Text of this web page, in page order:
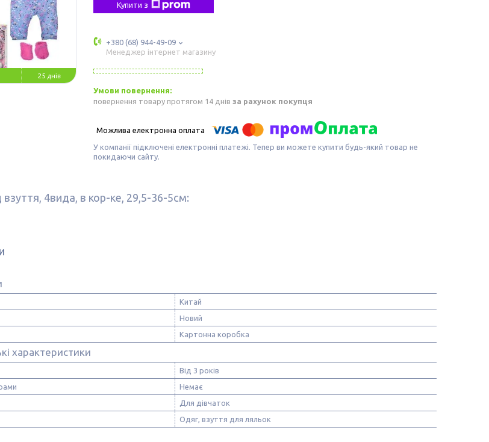
25 днів
Купити з
+380 (68) 944-49-09
Менеджер інтернет магазину
повернення товару протягом 14 днів за рахунок покупця
У компанії підключені електронні платежі. Тепер ви можете купити будь-який товар не
покидаючи сайту.
4вида, в кор-ке, 29,5-36-5см:
Китай
Новий
Картонна коробка
характеристики
Від 3 років
Немає
Для дівчаток
Одяг, взуття для ляльок